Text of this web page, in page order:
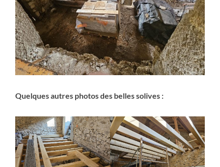
Quelques autres photos des belles solives :